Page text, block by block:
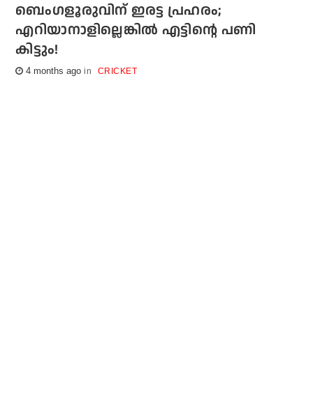
ബെംഗളൂരുവിന് ഇരട്ട പ്രഹരം;
എറിയാനാളില്ലെങ്കില്‍ എട്ടിന്റെ പണി
കിട്ടും!
4 months ago CRICKET